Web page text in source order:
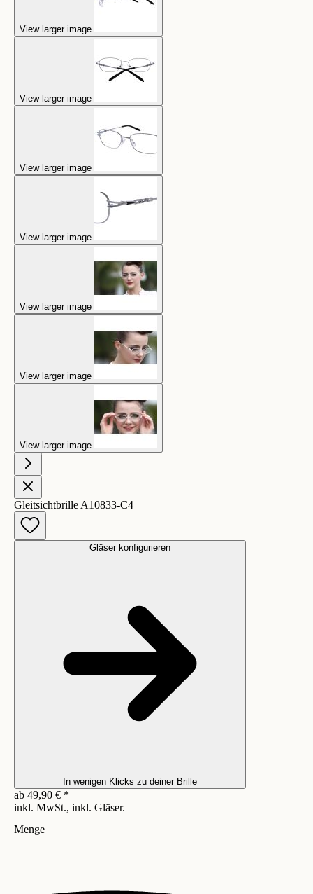
View larger image
View larger image
View larger image
View larger image
View larger image
View larger image
View larger image
Gleitsichtbrille A10833-C4
Gläser konfigurieren
In wenigen Klicks zu deiner Brille
ab 49,90 € *
inkl. MwSt., inkl. Gläser.
Menge